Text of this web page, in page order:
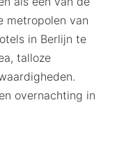
metropolen van
in Berlijn te
talloze
overnachting in